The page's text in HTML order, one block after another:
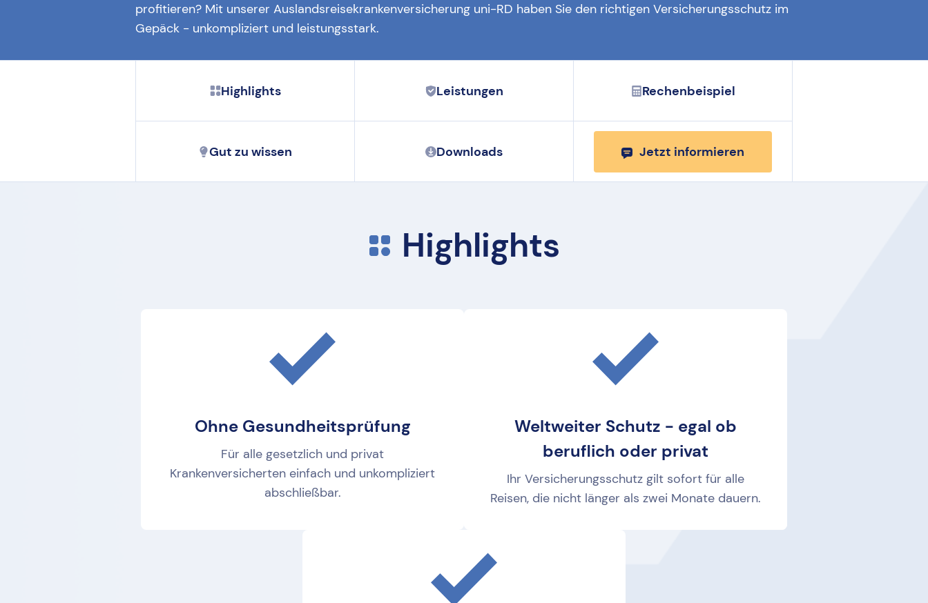
profitieren? Mit unserer Auslandsreisekrankenversicherung uni-RD haben Sie den richtigen Versicherungsschutz im
Gepäck - unkompliziert und leistungsstark.
Highlights Leistungen Rechenbeispiel
Gut zu wissen Downloads Jetzt informieren
Highlights
Ohne Gesundheitsprüfung
Für alle gesetzlich und privat
Krankenversicherten einfach und unkompliziert
abschließbar.
Weltweiter Schutz - egal ob
beruflich oder privat
Ihr Versicherungsschutz gilt sofort für alle
Reisen, die nicht länger als zwei Monate dauern.